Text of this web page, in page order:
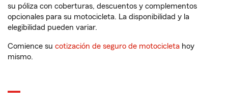
su póliza con coberturas, descuentos y complementos
opcionales para su motocicleta. La disponibilidad y la
elegibilidad pueden variar.
Comience su cotización de seguro de motocicleta hoy
mismo.